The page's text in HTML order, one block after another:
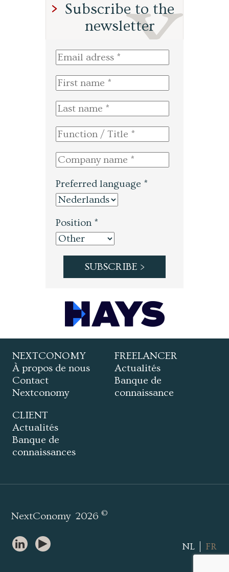
Subscribe to the
newsletter
Preferred language *
Position *
NEXTCONOMY
À propos de nous
Contact
Nextconomy
FREELANCER
Actualités
Banque de
connaissance
CLIENT
Actualités
Banque de
connaissances
NextConomy 2026©
NL FR